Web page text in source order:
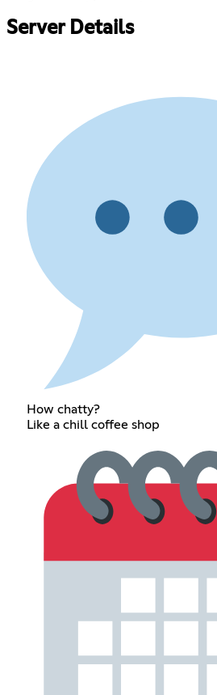
Server Details
How chatty?
Like a chill coffee shop